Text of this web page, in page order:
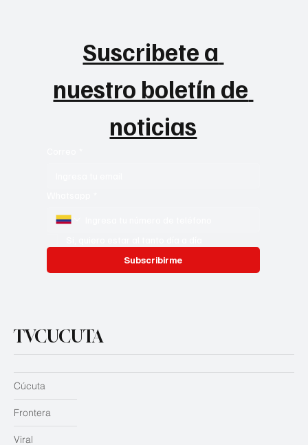
Suscribete a
nuestro boletín de
noticias
Subscribirme
TVCUCUTA
Cúcuta
Frontera
Viral